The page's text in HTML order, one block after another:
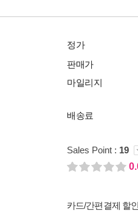
정가
판매가
마일리지
배송료
Sales Point : 19
카드/간편결제 할인